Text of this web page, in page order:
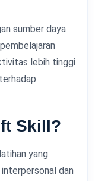
sumber daya
lebih tinggi
Skill?
yang
dan